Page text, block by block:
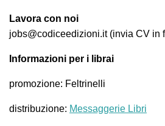
Lavora con noi
jobs@codiceedizioni.it (invia CV in
Informazioni per i librai
promozione: Feltrinelli
distribuzione: Messaggerie Libri